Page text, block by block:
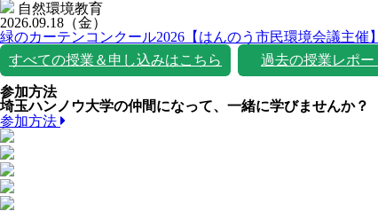
自然環境教育
2026.09.18 （金）
緑のカーテンコンクール2026【はんのう市民環境会議主催】
すべての授業＆申し込みはこちら
過去の授業レポー
参加方法
埼玉ハンノウ大学の仲間になって、一緒に学びませんか？
参加方法